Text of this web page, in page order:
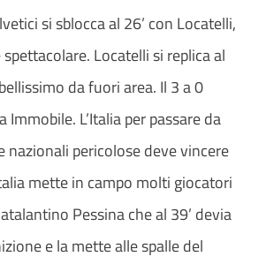
si sblocca al 26’ con Locatelli,
Locatelli si replica al
da fuori area. Il 3 a 0
L’Italia per passare da
nazionali pericolose deve vincere
mette in campo molti giocatori
Pessina che al 39’ devia
e la mette alle spalle del